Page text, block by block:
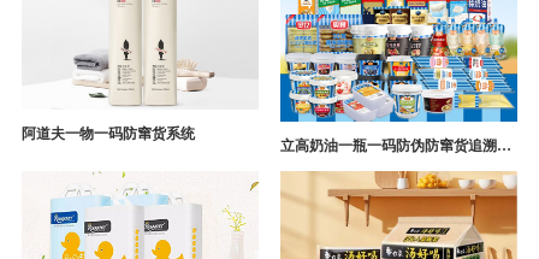
阿道夫一物一码防窜货系统
立高奶油一瓶一码防伪防窜货追溯系统解决方案